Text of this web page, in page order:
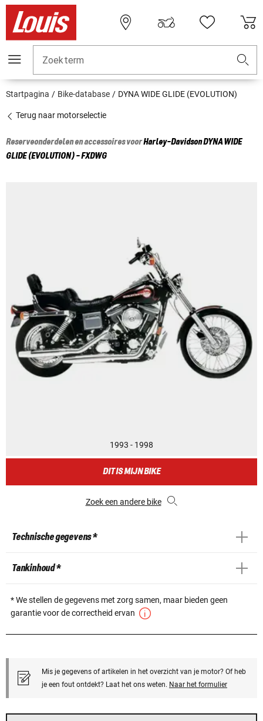
Zoekterm
Startpagina Bike-database DYNA WIDE GLIDE (EVOLUTION)
Terug naar motorselectie
Reserveonderdelen en accessoires voorHarley-DavidsonDYNA WIDE
GLIDE (EVOLUTION) - FXDWG
1993 - 1998
DIT IS MIJN BIKE
Zoek een andere bike
Technische gegevens *
Tankinhoud *
* We stellen de gegevens met zorg samen, maar bieden geen
garantie voor de correctheid ervan
Mis je gegevens of artikelen in het overzicht van je motor? Of heb
je een fout ontdekt? Laat het ons weten. Naar het formulier